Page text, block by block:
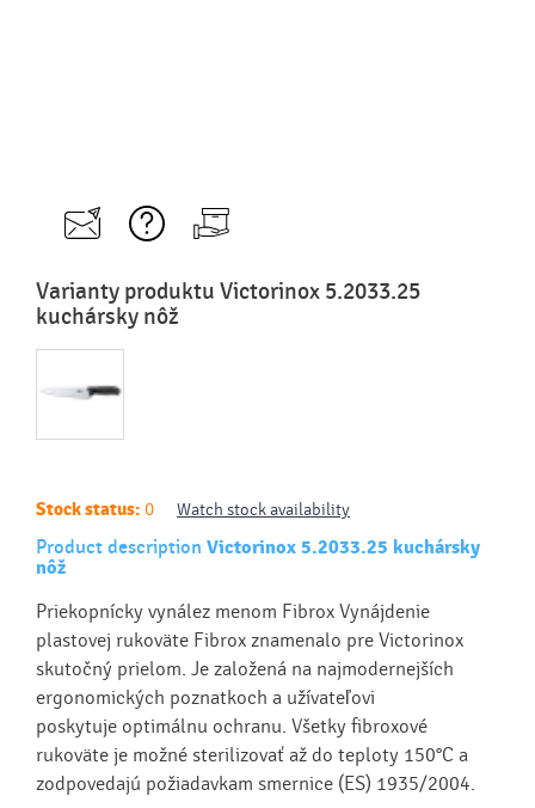
Varianty produktu Victorinox 5.2033.25
kuchársky nôž
Stock status: 0 Watch stock availability
Product description Victorinox 5.2033.25 kuchársky
nôž
Priekopnícky vynález menom Fibrox Vynájdenie
plastovej rukoväte Fibrox znamenalo pre Victorinox
skutočný prielom. Je založená na najmodernejších
ergonomických poznatkoch a užívateľovi
poskytuje optimálnu ochranu. Všetky fibroxové
rukoväte je možné sterilizovať až do teploty 150°C a
zodpovedajú požiadavkam smernice (ES) 1935/2004.